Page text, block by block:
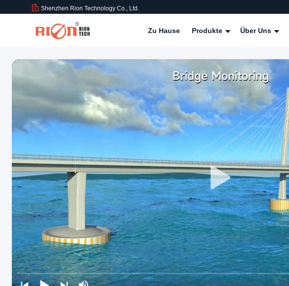
Shenzhen Rion Technology Co., Ltd.
Zu Hause Produkte Über Uns